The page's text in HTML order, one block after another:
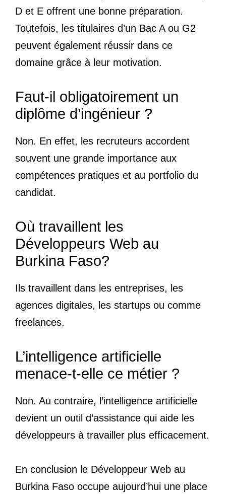
D et E offrent une bonne préparation.
Toutefois, les titulaires d’un Bac A ou G2
peuvent également réussir dans ce
domaine grâce à leur motivation.
Faut-il obligatoirement un
diplôme d’ingénieur ?
Non. En effet, les recruteurs accordent
souvent une grande importance aux
compétences pratiques et au portfolio du
candidat.
Où travaillent les
Développeurs Web au
Burkina Faso?
Ils travaillent dans les entreprises, les
agences digitales, les startups ou comme
freelances.
L’intelligence artificielle
menace-t-elle ce métier ?
Non. Au contraire, l’intelligence artificielle
devient un outil d’assistance qui aide les
développeurs à travailler plus efficacement.
En conclusion le Développeur Web au
Burkina Faso occupe aujourd’hui une place